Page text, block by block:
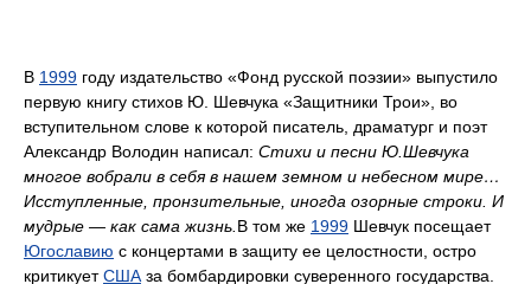
В 1999 году издательство «Фонд русской поэзии» выпустило
первую книгу стихов Ю. Шевчука «Защитники Трои», во
вступительном слове к которой писатель, драматург и поэт
Александр Володин написал: Стихи и песни Ю.Шевчука
многое вобрали в себя в нашем земном и небесном мире…
Исступленные, пронзительные, иногда озорные строки. И
мудрые — как сама жизнь.В том же 1999 Шевчук посещает
Югославию с концертами в защиту ее целостности, остро
критикуетСШАза бомбардировки суверенного государства.